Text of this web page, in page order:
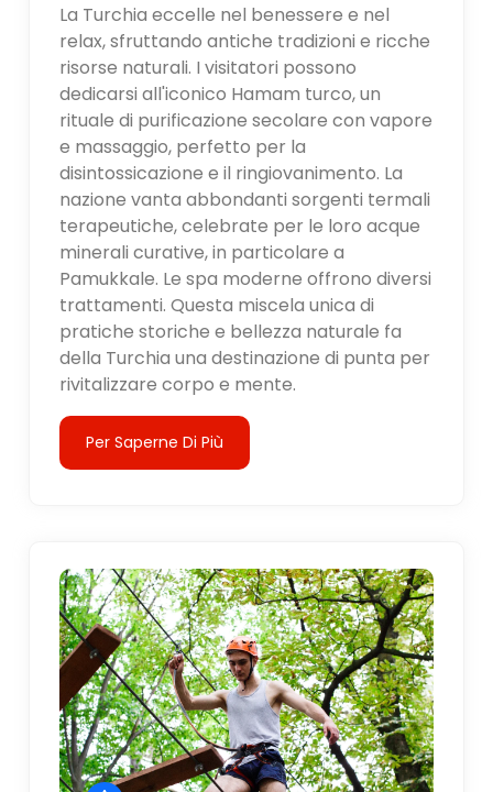
La Turchia eccelle nel benessere e nel
relax, sfruttando antiche tradizioni e ricche
risorse naturali. I visitatori possono
dedicarsi all'iconico Hamam turco, un
rituale di purificazione secolare con vapore
e massaggio, perfetto per la
disintossicazione e il ringiovanimento. La
nazione vanta abbondanti sorgenti termali
terapeutiche, celebrate per le loro acque
minerali curative, in particolare a
Pamukkale. Le spa moderne offrono diversi
trattamenti. Questa miscela unica di
pratiche storiche e bellezza naturale fa
della Turchia una destinazione di punta per
rivitalizzare corpo e mente.
Per Saperne Di Più